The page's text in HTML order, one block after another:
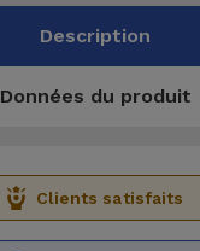
Description
Données du produit
Clients satisfaits